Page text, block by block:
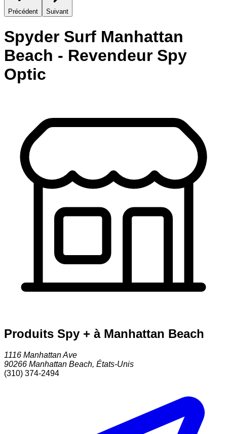
Précédent Suivant
Spyder Surf Manhattan
Beach - Revendeur Spy
Optic
Produits Spy + à Manhattan Beach
1116 Manhattan Ave
90266 Manhattan Beach, États-Unis
(310) 374-2494